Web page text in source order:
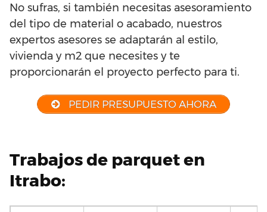
No sufras, si también necesitas asesoramiento
del tipo de material o acabado, nuestros
expertos asesores se adaptarán al estilo,
vivienda y m2 que necesites y te
proporcionarán el proyecto perfecto para ti.
PEDIR PRESUPUESTO AHORA
Trabajos de parquet en
Itrabo: